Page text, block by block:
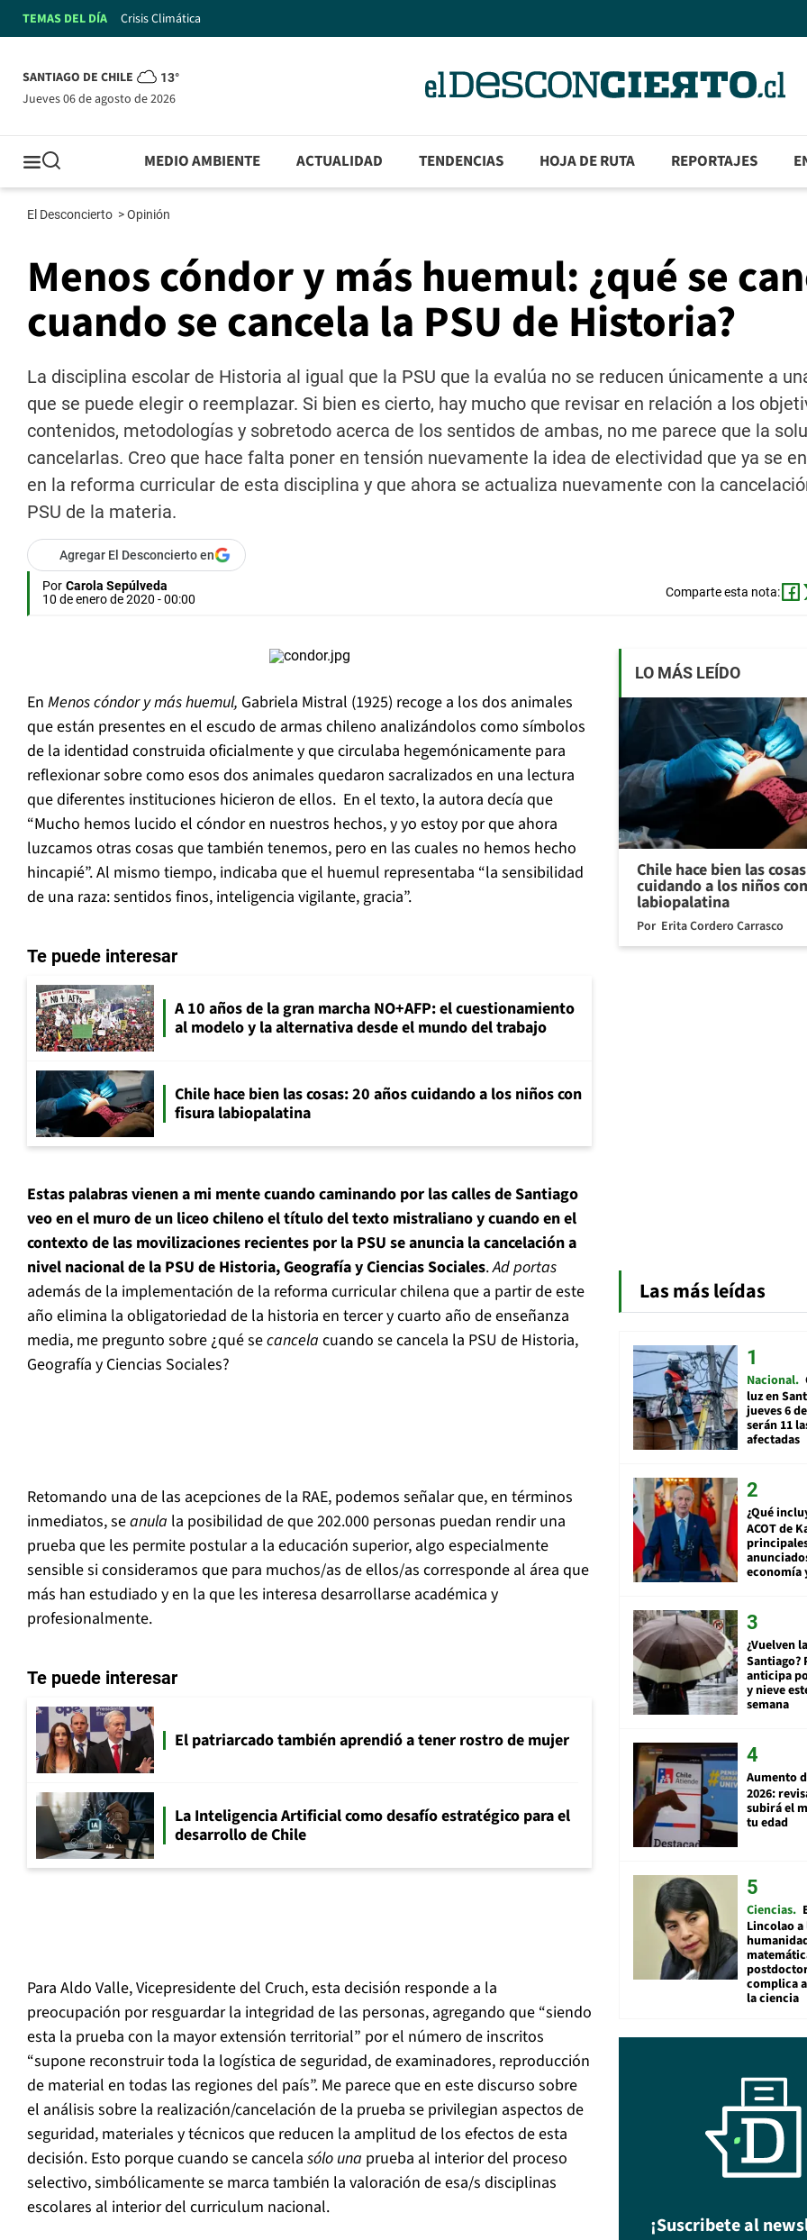
TEMAS DEL DÍA Crisis Climática
SANTIAGO DE CHILE 13°
jueves 06 de agosto de 2026
MEDIO AMBIENTE ACTUALIDAD TENDENCIAS HOJA DE RUTA REPORTAJES
El Desconcierto >Opinión
Menos cóndor y más huemul: ¿qué se
cuando se cancela la PSU de Historia?
La disciplina escolar de Historia al igual que la PSU que la evalúa no se reducen únicamente a
que se puede elegir o reemplazar. Si bien es cierto, hay mucho que revisar en relación a los
contenidos, metodologías y sobretodo acerca de los sentidos de ambas, no me parece que la
cancelarlas. Creo que hace falta poner en tensión nuevamente la idea de electividad que ya se
en la reforma curricular de esta disciplina y que ahora se actualiza nuevamente con la
PSU de la materia.
Agregar El Desconcierto en
Por Carola Sepúlveda
10 de enero de 2020 - 00:00
Comparte esta nota:
En Menos cóndor y más huemul, Gabriela Mistral (1925) recoge a los dos animales
que están presentes en el escudo de armas chileno analizándolos como símbolos
de la identidad construida oficialmente y que circulaba hegemónicamente para
reflexionar sobre como esos dos animales quedaron sacralizados en una lectura
que diferentes instituciones hicieron de ellos. En el texto, la autora decía que
“Mucho hemos lucido el cóndor en nuestros hechos, y yo estoy por que ahora
luzcamos otras cosas que también tenemos, pero en las cuales no hemos hecho
hincapié”. Al mismo tiempo, indicaba que el huemul representaba “la sensibilidad
de una raza: sentidos finos, inteligencia vigilante, gracia”.
Te puede interesar
A 10 años de la gran marcha NO+AFP: el cuestionamiento
al modelo y la alternativa desde el mundo del trabajo
Chile hace bien las cosas: 20 años cuidando a los niños con
fisura labiopalatina
Estas palabras vienen a mi mente cuando caminando por las calles de Santiago
veo en el muro de un liceo chileno el título del texto mistraliano y cuando en el
contexto de las movilizaciones recientes por la PSU se anuncia la cancelación a
nivel nacional de la PSU de Historia, Geografía y Ciencias Sociales.Ad portas
además de la implementación de la reforma curricular chilena que a partir de este
año elimina la obligatoriedad de la historia en tercer y cuarto año de enseñanza
media, me pregunto sobre ¿qué secancela cuando se cancela la PSU de Historia,
Geografía y Ciencias Sociales?
Retomando una de las acepciones de la RAE, podemos señalar que, en términos
inmediatos, seanula la posibilidad de que 202.000 personas puedan rendir una
prueba que les permite postular a la educación superior, algo especialmente
sensible si consideramos que para muchos/as de ellos/as corresponde al área que
más han estudiado y en la que les interesa desarrollarse académica y
profesionalmente.
Te puede interesar
El patriarcado también aprendió a tener rostro de mujer
La Inteligencia Artificial como desafío estratégico para el
desarrollo de Chile
Para Aldo Valle, Vicepresidente del Cruch, esta decisión responde a la
preocupación por resguardar la integridad de las personas, agregando que “siendo
esta la prueba con la mayor extensión territorial” por el número de inscritos
“supone reconstruir toda la logística de seguridad, de examinadores, reproducción
de material en todas las regiones del país”. Me parece que en este discurso sobre
el análisis sobre la realización/cancelación de la prueba se privilegian aspectos de
seguridad, materiales y técnicos que reducen la amplitud de los efectos de esta
decisión. Esto porque cuando se cancela sólo una prueba al interior del proceso
selectivo, simbólicamente se marca también la valoración de esa/s disciplinas
escolares al interior del curriculum nacional.
LO MÁS LEÍDO
Chile hace bien las
cuidando a los niños
labiopalatina
Por Erita Cordero Carrasco
Las más leídas
Nacional
luz en
jueves 6
serán 11
afectadas
¿Qué
ACOT de
economía
¿Vuelven
Santiago?
anticipa
y nieve
semana
Aumento
2026:
subirá el
tu edad
Ciencias
Lincolao a
complica
la ciencia
¡Suscribete al